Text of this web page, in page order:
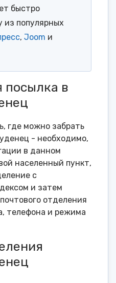
быстро
из популярных
, Joom и
посылка в
где можно забрать
- необходимо,
в данном
населенный пункт,
с
и затем
отделения
телефона и режима